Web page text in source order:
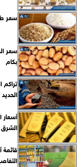
سعر طن
سعر
بكام
تراكم
أسعار